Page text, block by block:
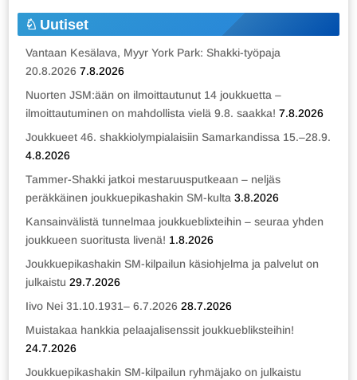
Uutiset
Vantaan Kesälava, Myyr York Park: Shakki-työpaja
20.8.2026 7.8.2026
Nuorten JSM:ään on ilmoittautunut 14 joukkuetta –
ilmoittautuminen on mahdollista vielä 9.8. saakka! 7.8.2026
Joukkueet 46. shakkiolympialaisiin Samarkandissa 15.–28.9.
4.8.2026
Tammer-Shakki jatkoi mestaruusputkeaan – neljäs
peräkkäinen joukkuepikashakin SM-kulta 3.8.2026
Kansainvälistä tunnelmaa joukkueblixteihin – seuraa yhden
joukkueen suoritusta livenä! 1.8.2026
Joukkuepikashakin SM-kilpailun käsiohjelma ja palvelut on
julkaistu 29.7.2026
Iivo Nei 31.10.1931– 6.7.2026 28.7.2026
Muistakaa hankkia pelaajalisenssit joukkuebliksteihin!
24.7.2026
Joukkuepikashakin SM-kilpailun ryhmäjako on julkaistu